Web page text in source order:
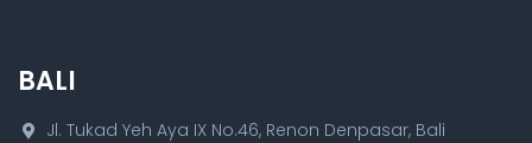
BALI
Jl. Tukad Yeh Aya IX No.46, Renon Denpasar, Bali